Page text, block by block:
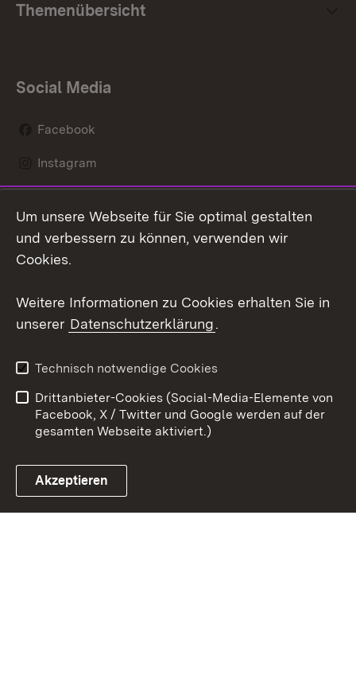
Themenübersicht
Social Media
Facebook
Instagram
Social Wall
Youtube
Link zum Landesportal
Kontakt
Datenschutz
Barrierefreiheit
Impressum Cookies
Um unsere Webseite für Sie optimal gestalten
und verbessern zu können, verwenden wir
Cookies.
Weitere Informationen zu Cookies erhalten Sie in
unserer Datenschutzerklärung.
Technisch notwendige Cookies
Drittanbieter-Cookies (Social-Media-Elemente von
Facebook, X / Twitter und Google werden auf der
gesamten Webseite aktiviert.)
Akzeptieren